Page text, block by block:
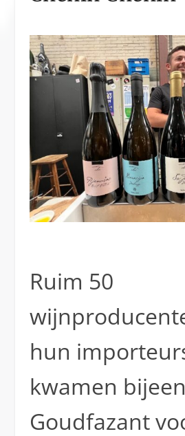
Ruim 50
hun
kwamen
Goudfazant